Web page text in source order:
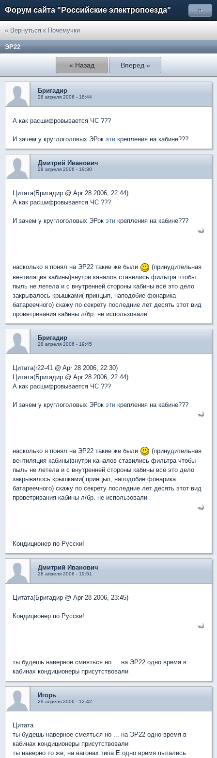
Форум сайта "Российские электропоезда" »
« Вернуться к Почемучки
ЭР22
« Назад Вперед »
Бригадир
28 апреля 2006 - 18:44
А как расшифровывается ЧС ???
И зачем у круглоголовых ЭРок эти крепления на кабине???
Дмитрий Иванович
28 апреля 2006 - 19:30
Цитата(Бригадир @ Apr 28 2006, 22:44)
А как расшифровывается ЧС ???
И зачем у круглоголовых ЭРок эти крепления на кабине???
насколько я понял на ЭР22 такие же были
(принудительная
вентиляция кабины)внутри каналов ставились фильтра чтобы
пыль не летела и с внутренней стороны кабины всё это дело
закрывалось крышками( принцып, наподобие фонарика
батареечного) скажу по секрету последние лет десять этот вид
проветривания кабины л/бр. не использовали
Бригадир
28 апреля 2006 - 19:45
Цитата(r22-41 @ Apr 28 2006, 22:30)
Цитата(Бригадир @ Apr 28 2006, 22:44)
А как расшифровывается ЧС ???
И зачем у круглоголовых ЭРок эти крепления на кабине???
насколько я понял на ЭР22 такие же были
(принудительная
вентиляция кабины)внутри каналов ставились фильтра чтобы
пыль не летела и с внутренней стороны кабины всё это дело
закрывалось крышками( принцып, наподобие фонарика
батареечного) скажу по секрету последние лет десять этот вид
проветривания кабины л/бр. не использовали
Кондиционер по Русски!
Дмитрий Иванович
28 апреля 2006 - 19:51
Цитата(Бригадир @ Apr 28 2006, 23:45)
Кондиционер по Русски!
ты будешь наверное смеяться но ... на ЭР22 одно время в
кабинах кондиционеры присутствовали
Игорь
29 апреля 2006 - 12:42
Цитата
ты будешь наверное смеяться но ... на ЭР22 одно время в
кабинах кондиционеры присутствовали
ты наверно то же, на вагонах типа Е одно время пытались